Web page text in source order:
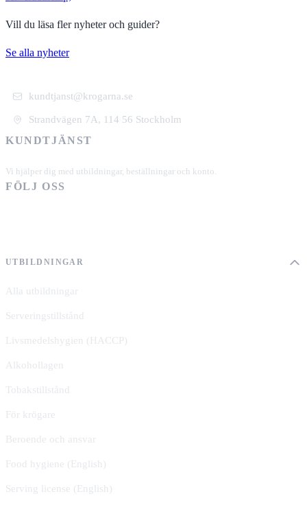
Vill du läsa fler nyheter och guider?
Se alla nyheter
kundtjanst@krogarna.se
Strandvägen 7A, 114 56 Stockholm
KUNDTJÄNST
Vi hjälper dig med utbildningar, beställningar och konto.
FÖLJ OSS
UTBILDNINGAR
Alla utbildningar
Serveringstillstånd
Livsmedelshygien (HACCP)
Alkohollagen
Tobakstillstånd
För krögare
Beroende och ansvar
Food hygiene (English)
Serving license (English)